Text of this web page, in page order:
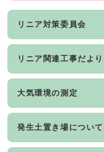
リニア対策委員会
リニア関連工事だより
大気環境の測定
発生土置き場について